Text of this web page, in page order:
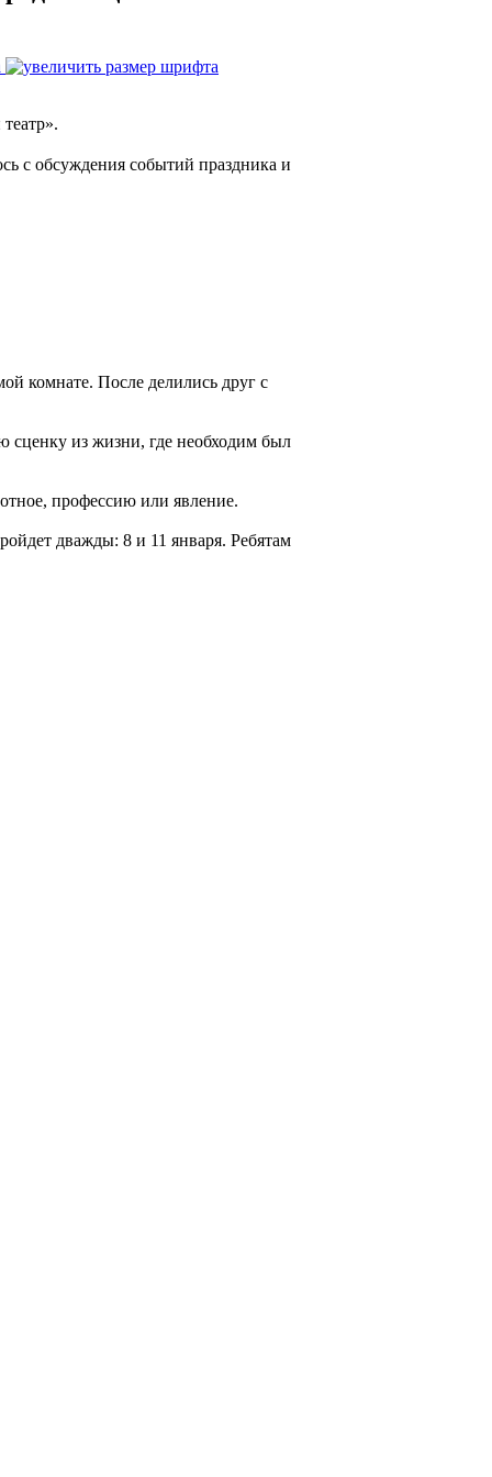
с обсуждения событий праздника и
комнате. После делились друг с
сценку из жизни, где необходим был
профессию или явление.
дважды: 8 и 11 января. Ребятам